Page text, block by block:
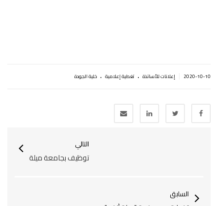
السابق
بحث
مواعيد مهمة